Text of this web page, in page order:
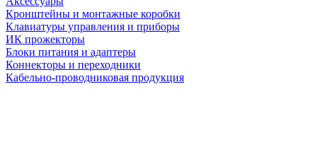
Кронштейны и монтажные коробки
Клавиатуры управления и приборы
ИК прожекторы
Блоки питания и адаптеры
Коннекторы и переходники
Кабельно-проводниковая продукция